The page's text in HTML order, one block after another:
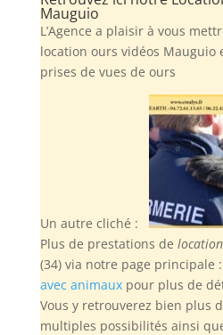
Mauguio
L’Agence a plaisir à vous
location ours vidéos Mauguio
prises de vues de ours
Un autre cliché :
Plus de prestations de
(34) via notre page principale :
avec animauxpour plus de
Vous y retrouverez bien plus
multiples possibilités ainsi